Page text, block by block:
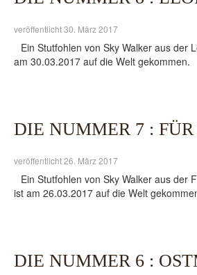
veröffentlicht 30. März 2017
Ein Stutfohlen von Sky Walker aus der
am 30.03.2017 auf die Welt gekommen.
DIE NUMMER 7 :
veröffentlicht 26. März 2017
Ein Stutfohlen von Sky Walker aus der
ist am 26.03.2017 auf die Welt
DIE NUMMER 6 :